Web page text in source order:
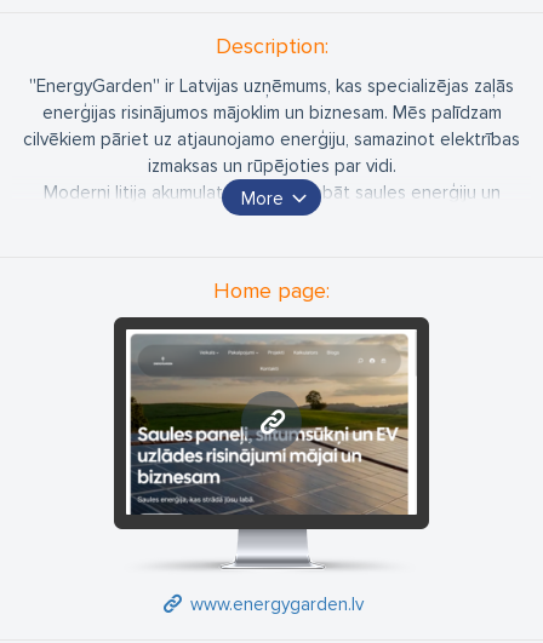
Description:
''EnergyGarden'' ir Latvijas uzņēmums, kas specializējas zaļās
enerģijas risinājumos mājoklim un biznesam. Mēs palīdzam
cilvēkiem pāriet uz atjaunojamo enerģiju, samazinot elektrības
izmaksas un rūpējoties par vidi.
Moderni litija akumulatori ļauj uzglabāt saules enerģiju un
izmantot to tad, kad jums visvairāk nepieciešams. Piedāvājam
un dzesēšanai. Samaziniet apkures izmaksas par 40–70% ar
moderniem, energoefektīviem risinājumiem.
Uzlādes stacijas jūsu elektroauto mājās vai uzņēmumā.
Kombinējiet ar saules paneļiem, lai uzlādētu auto ar saules
enerģiju par minimālām izmaksām.
More
Home page:
www.energygarden.lv
www.energygarden.lv